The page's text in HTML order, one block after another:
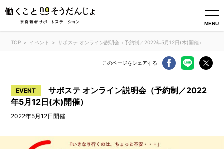
MENU
TOP イベント サポステ オンライン説明会（予約制／2022年5月12日(木)開催）
このページをシェアする
EVENT
サポステ オンライン説明会（予約制／2022
年5月12日(木)開催）
2022年5月12日開催